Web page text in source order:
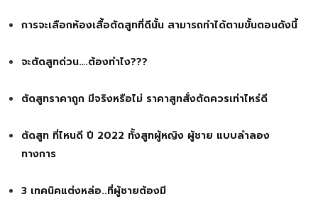
การจะเลือกห้องเสื้อตัดสูทที่ดีนั้น สามารถทำได้ตามขั้นตอนดังนี้
จะตัดสูทด่วน….ต้องทำไง???
ตัดสูทราคาถูก มีจริงหรือไม่ ราคาสูทสั่งตัดควรเท่าไหร่ดี
ตัดสูท ที่ไหนดี ปี 2022 ทั้งสูทผู้หญิง ผู้ชาย แบบลำลอง
ทางการ
3 เทคนิคแต่งหล่อ..ที่ผู้ชายต้องมี